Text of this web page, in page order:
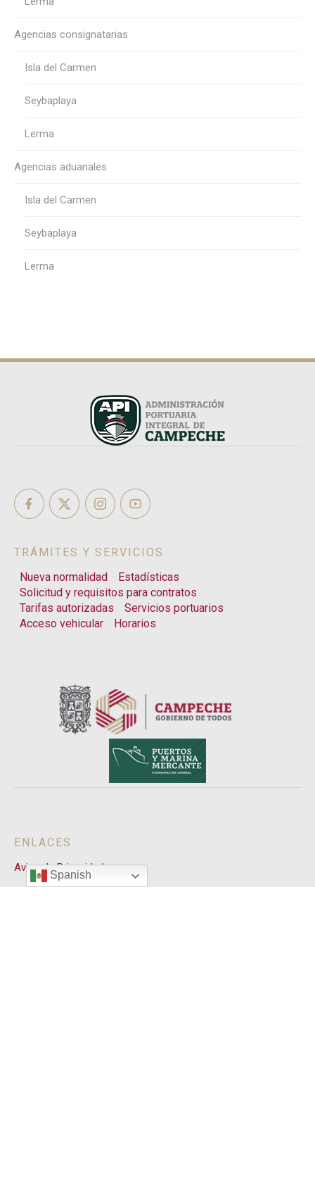
Agencias consignatarias
Isla del Carmen
Seybaplaya
Lerma
Agencias aduanales
Isla del Carmen
Seybaplaya
Lerma
TRÁMITES Y SERVICIOS
Nueva normalidad
Estadísticas
Solicitud y requisitos para contratos
Tarifas autorizadas
Servicios portuarios
Acceso vehicular
Horarios
ENLACES
Aviso de Privacidad
Spanish